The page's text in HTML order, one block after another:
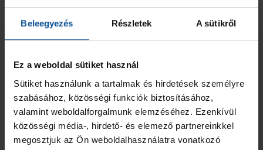
Beleegyezés Részletek A sütikről
Ez a weboldal sütiket használ
Sütiket használunk a tartalmak és hirdetések személyre
szabásához, közösségi funkciók biztosításához,
valamint weboldalforgalmunk elemzéséhez. Ezenkívül
közösségi média-, hirdető- és elemező partnereinkkel
megosztjuk az Ön weboldalhasználatra vonatkozó